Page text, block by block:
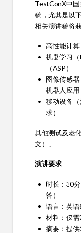
TestConX中
稿，尤其是以
相关演讲稿将
高性能计算
机器学习
（ASP）
图像传感
机器人应用
移动设备
求）
其他测试及老
文）。
演讲要求
时长：30
答）
语言：英
材料：仅需
摘要：提